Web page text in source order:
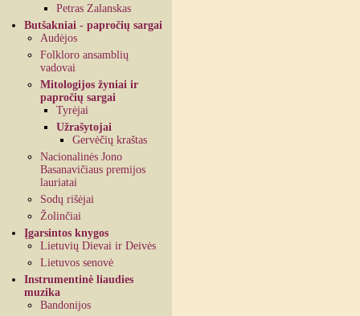
Petras Zalanskas
Butšakniai - papročių sargai
Audėjos
Folkloro ansamblių
vadovai
Mitologijos žyniai ir
papročių sargai
Tyrėjai
Užrašytojai
Gervėčių kraštas
Nacionalinės Jono
Basanavičiaus premijos
lauriatai
Sodų rišėjai
Žolinčiai
Įgarsintos knygos
Lietuvių Dievai ir Deivės
Lietuvos senovė
Instrumentinė liaudies
muzika
Bandonijos